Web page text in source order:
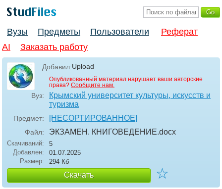
Вузы Предметы Пользователи
Реферат
AI
Заказать работу
Добавил:Upload
Опубликованный материал нарушает ваши авторские
права? Сообщите нам.
Вуз:
Крымский университет культуры, искусств и
туризма
Предмет: [НЕСОРТИРОВАННОЕ]
Файл: ЭКЗАМЕН. КНИГОВЕДЕНИЕ.docx
Скачиваний:
5
Добавлен:
01.07.2025
Размер:
294 Кб
Скачать ☆